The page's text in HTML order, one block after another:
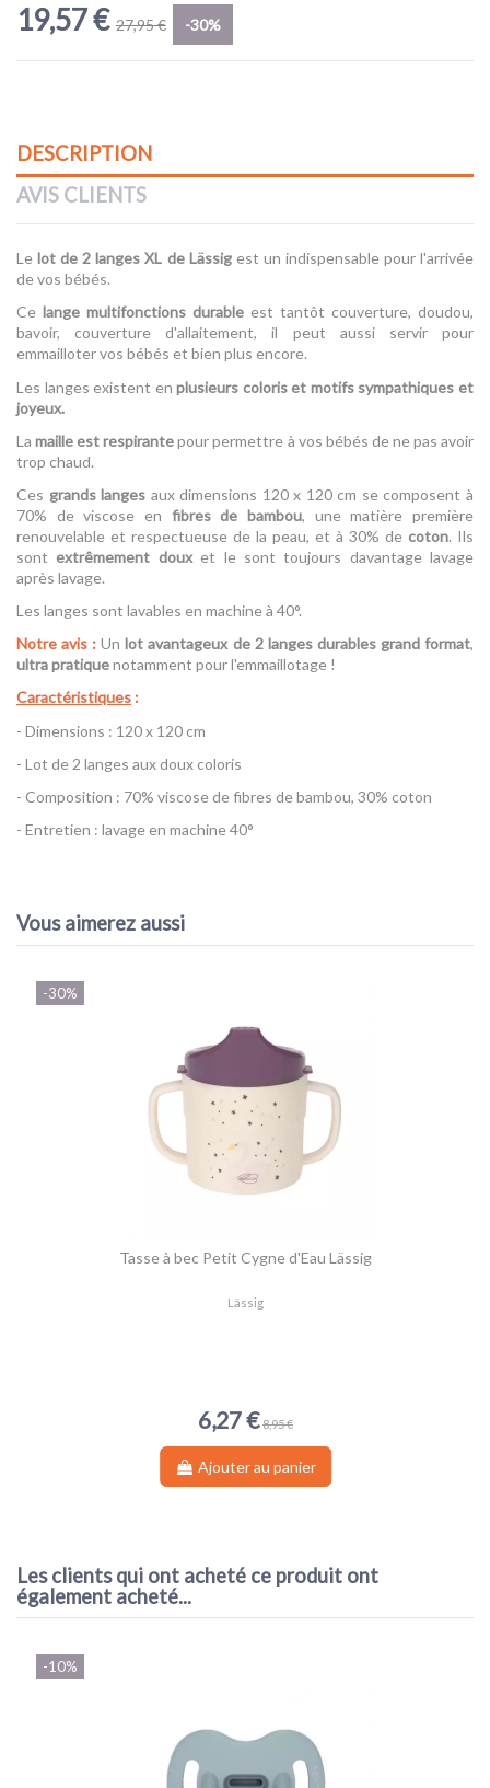
19,57 € 27,95 € -30%
DESCRIPTION
AVIS CLIENTS
Le lot de 2 langes XL de Lässigest un indispensable pour l'arrivée
de vos bébés.
Ce lange multifonctions durable est tantôt couverture, doudou,
bavoir, couverture d'allaitement, il peut aussi servir pour
emmailloter vos bébés et bien plus encore.
Les langes existent enplusieurs coloris et motifs sympathiques et
joyeux.
Lamaille est respirantepour permettre à vos bébés de ne pas avoir
trop chaud.
Ces grands langes aux dimensions 120 x 120 cm se composent à
70% de viscose en fibres de bambou, une matière première
renouvelable et respectueuse de la peau, et à 30% de coton. Ils
sontextrêmement douxet le sont toujours davantage lavage
après lavage.
Les langes sont lavables en machine à 40°.
Notre avis : Un lot avantageux de 2 langes durables grand format,
ultra pratiquenotamment pour l'emmaillotage !
Caractéristiques :
- Dimensions : 120 x 120 cm
- Lot de 2 langes aux doux coloris
- Composition : 70% viscose de fibres de bambou, 30% coton
- Entretien : lavage en machine 40°
VOIR L'ATTESTATION
Isabelle L.
Publié le 28/03/2022 à 17:06 (Date de commande : 26/07/2021)
Vous aimerez aussi
-30%
Tasse à bec Petit Cygne d'Eau Lässig
Lässig
6,27 € 8,95 €
Ajouter au panier
Les clients qui ont acheté ce produit ont
également acheté...
-10%